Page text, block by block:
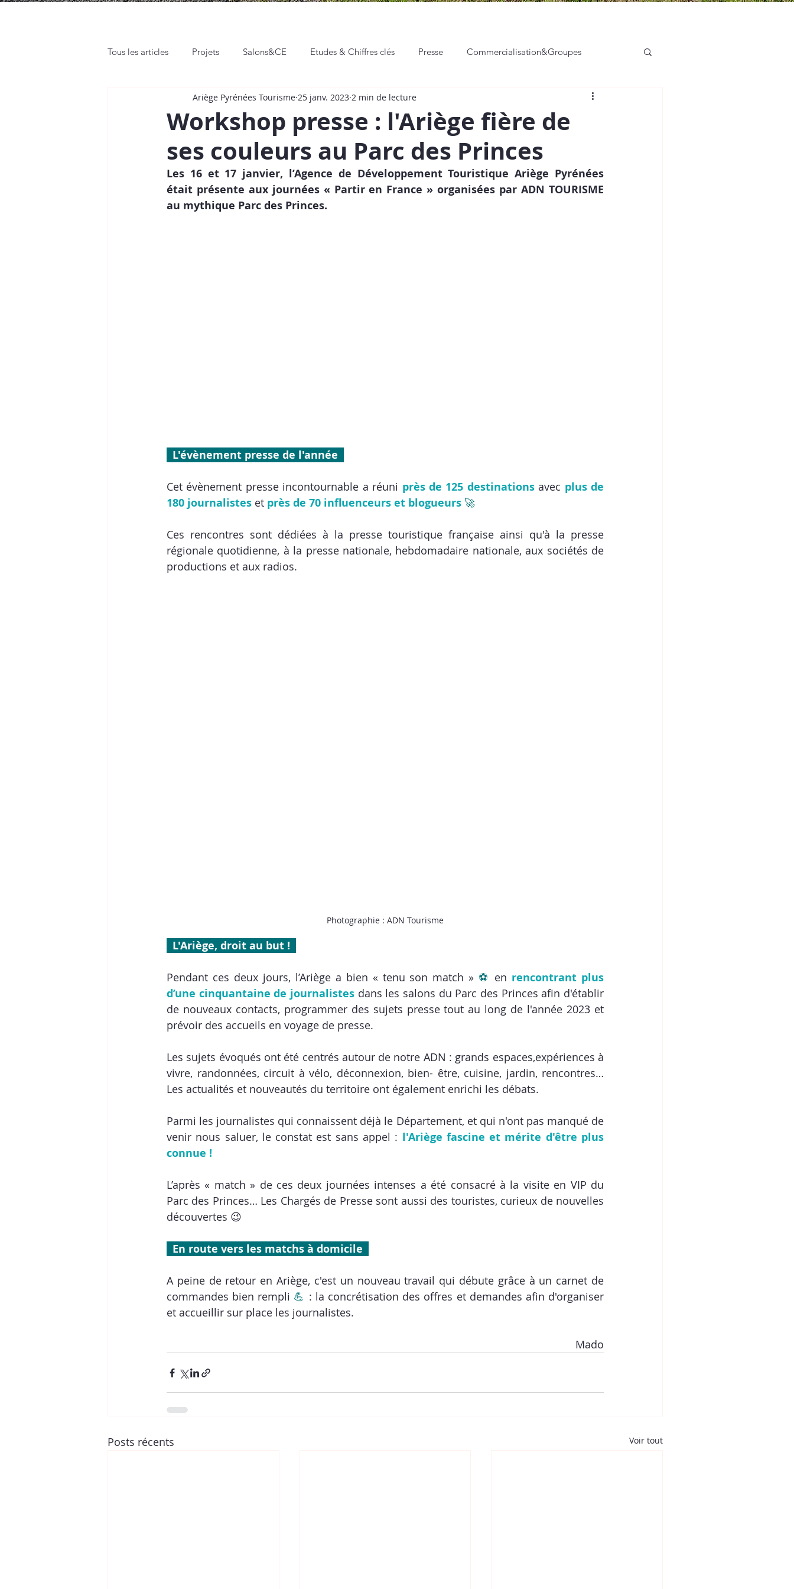
Tous les articles Projets Salons&CE Etudes & Chiffres clés Presse Commercialisation&Groupes
Rendez-vous pro Web et Réseaux sociaux Communication & Marketing Professionnalisation des acteurs
Place de Marché Hackathon Événements Vie de l'ADT
Workshop presse : l'Ariège fière de
ses couleurs au Parc des Princes
Ariège Pyrénées Tourisme 25 janv. 2023 2 min de lecture
Les 16 et 17 janvier, l’Agence de Développement Touristique Ariège Pyrénées
était présente aux journées « Partir en France » organisées par ADN TOURISME
au mythique Parc des Princes.
  L'évènement presse de l'année
Cet évènement presse incontournable a réuni près de 125 destinations avec plus de
180 journalistes et près de 70 influenceurs et blogueurs 🚀
Ces rencontres sont dédiées à la presse touristique française ainsi qu'à la presse
régionale quotidienne, à la presse nationale, hebdomadaire nationale, aux sociétés de
productions et aux radios.
Photographie : ADN Tourisme
  L'Ariège, droit au but !
Pendant ces deux jours, l’Ariège a bien « tenu son match » ⚽ en rencontrant plus
d’une cinquantaine de journalistes dans les salons du Parc des Princes afin d'établir
de nouveaux contacts, programmer des sujets presse tout au long de l'année 2023 et
prévoir des accueils en voyage de presse.
Les sujets évoqués ont été centrés autour de notre ADN : grands espaces,expériences à
vivre, randonnées, circuit à vélo, déconnexion, bien- être, cuisine, jardin, rencontres…
Les actualités et nouveautés du territoire ont également enrichi les débats.
Parmi les journalistes qui connaissent déjà le Département, et qui n'ont pas manqué de
venir nous saluer, le constat est sans appel : l'Ariège fascine et mérite d'être plus
connue !
L’après « match » de ces deux journées intenses a été consacré à la visite en VIP du
Parc des Princes… Les Chargés de Presse sont aussi des touristes, curieux de nouvelles
découvertes 😉
  En route vers les matchs à domicile
A peine de retour en Ariège, c'est un nouveau travail qui débute grâce à un carnet de
commandes bien rempli 💪 : la concrétisation des offres et demandes afin d'organiser
et accueillir sur place les journalistes.
Mado
Posts récents Voir tout